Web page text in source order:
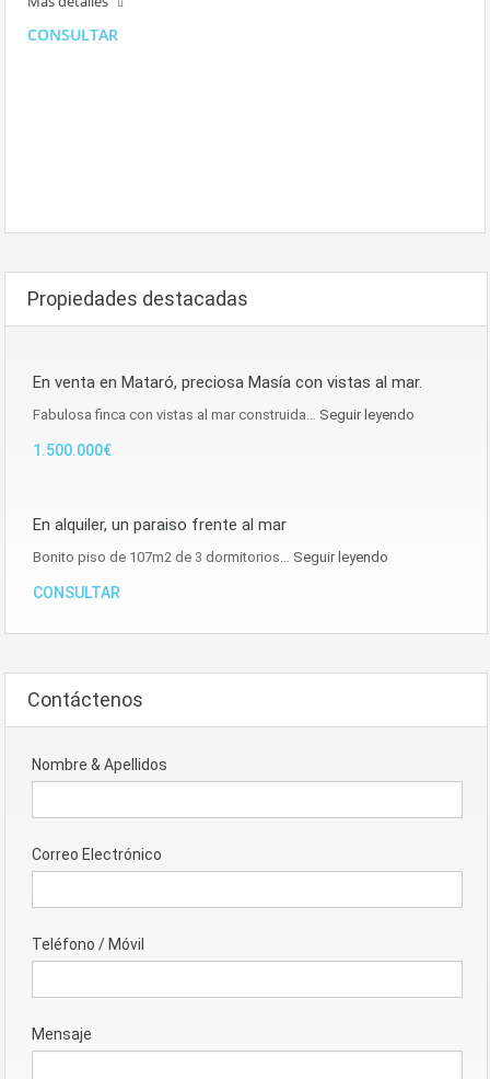
CONSULTAR
Propiedades destacadas
En venta en Mataró, preciosa Masía con vistas al mar.
Fabulosa finca con vistas al mar construida… Seguir leyendo
1.500.000€
En alquiler, un paraiso frente al mar
Bonito piso de 107m2 de 3 dormitorios… Seguir leyendo
CONSULTAR
Contáctenos
Nombre & Apellidos
Correo Electrónico
Teléfono / Móvil
Mensaje